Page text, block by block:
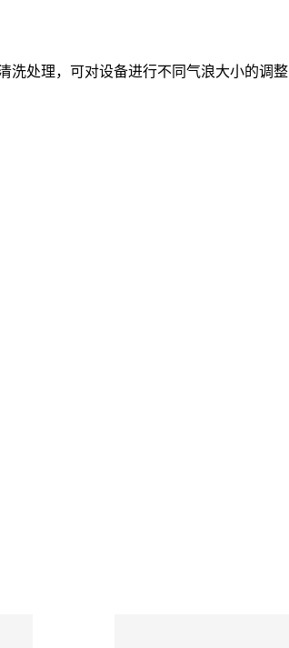
洗处理，可对设备进行不同气浪大小的调整